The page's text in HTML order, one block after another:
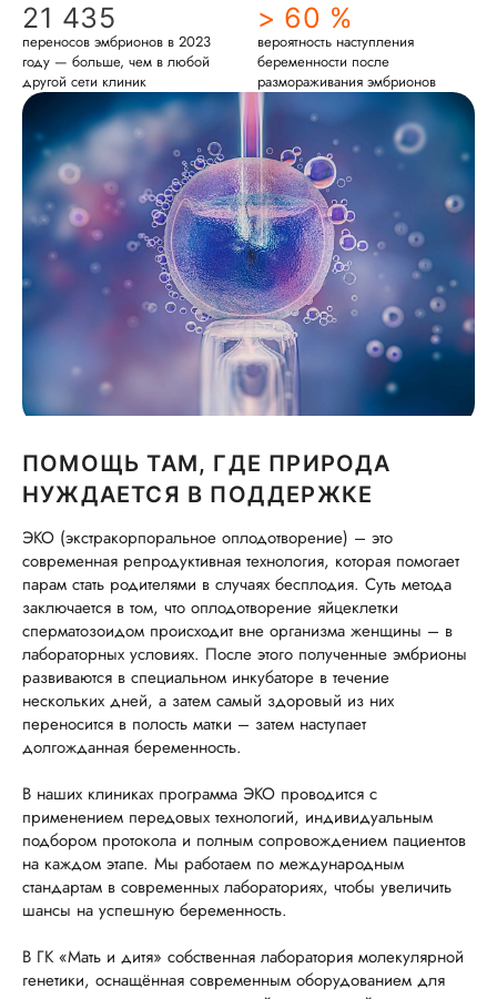
21 435
переносов эмбрионов в 2023
году — больше, чем в любой
другой сети клиник
> 60 %
вероятность наступления
беременности после
размораживания эмбрионов
ПОМОЩЬ ТАМ, ГДЕ ПРИРОДА
НУЖДАЕТСЯ В ПОДДЕРЖКЕ
ЭКО (экстракорпоральное оплодотворение) – это
современная репродуктивная технология, которая помогает
парам стать родителями в случаях бесплодия. Суть метода
заключается в том, что оплодотворение яйцеклетки
сперматозоидом происходит вне организма женщины – в
лабораторных условиях. После этого полученные эмбрионы
развиваются в специальном инкубаторе в течение
нескольких дней, а затем самый здоровый из них
переносится в полость матки – затем наступает
долгожданная беременность.
В наших клиниках программа ЭКО проводится с
применением передовых технологий, индивидуальным
подбором протокола и полным сопровождением пациентов
на каждом этапе. Мы работаем по международным
стандартам в современных лабораториях, чтобы увеличить
шансы на успешную беременность.
В ГК «Мать и дитя» собственная лаборатория молекулярной
генетики, оснащённая современным оборудованием для